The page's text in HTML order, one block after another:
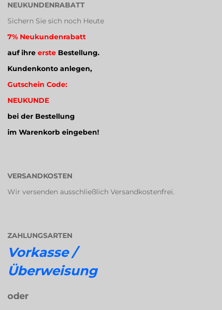
NEUKUNDENRABATT
Sichern Sie sich noch Heute
7% Neukundenrabatt
auf ihre erste Bestellung.
Kundenkonto anlegen,
Gutschein Code:
NEUKUNDE
bei der Bestellung
im Warenkorb eingeben!
VERSANDKOSTEN
Wir versenden ausschließlich Versandkostenfrei.
ZAHLUNGSARTEN
Vorkasse /
Überweisung
oder